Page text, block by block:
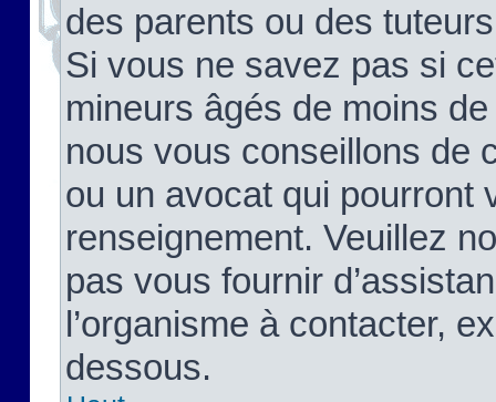
des parents ou des
Si vous ne savez pas si
mineurs âgés de moins
nous vous conseillons de
ou un avocat qui pourront
renseignement. Veuillez
pas vous fournir
l’organisme à contacter,
dessous.